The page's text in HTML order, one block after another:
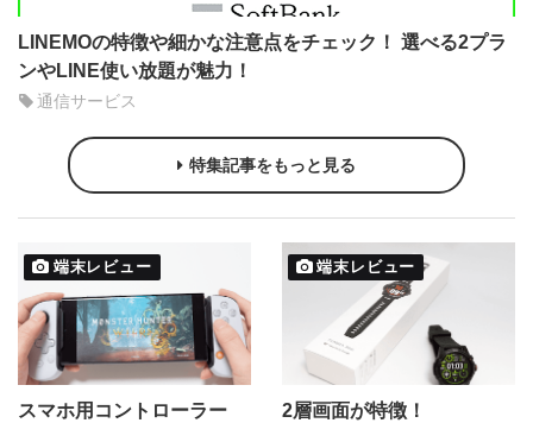
LINEMOの特徴や細かな注意点をチェック！ 選べる2プラ
ンやLINE使い放題が魅力！
通信サービス
特集記事をもっと見る
端末レビュー
スマホ用コントローラー
端末レビュー
2層画面が特徴！